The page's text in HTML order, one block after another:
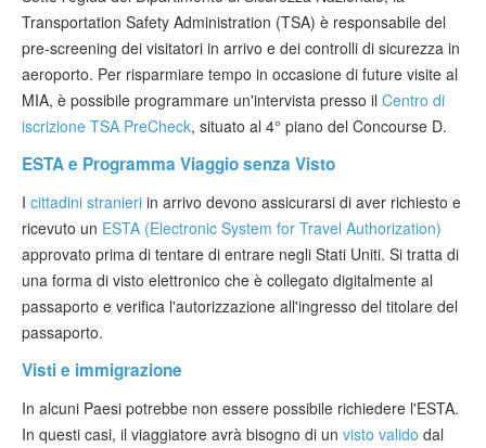
Transportation Safety Administration (TSA) è responsabile del
pre-screening dei visitatori in arrivo e dei controlli di sicurezza in
aeroporto. Per risparmiare tempo in occasione di future visite al
MIA, è possibile programmare un'intervista presso il Centro di
iscrizione TSA PreCheck, situato al 4° piano del Concourse D.
ESTA e Programma Viaggio senza Visto
I cittadini stranieri in arrivo devono assicurarsi di aver richiesto e
ricevuto un ESTA (Electronic System for Travel Authorization)
approvato prima di tentare di entrare negli Stati Uniti. Si tratta di
una forma di visto elettronico che è collegato digitalmente al
passaporto e verifica l'autorizzazione all'ingresso del titolare del
passaporto.
Visti e immigrazione
In alcuni Paesi potrebbe non essere possibile richiedere l'ESTA.
In questi casi, il viaggiatore avrà bisogno di un visto valido dal